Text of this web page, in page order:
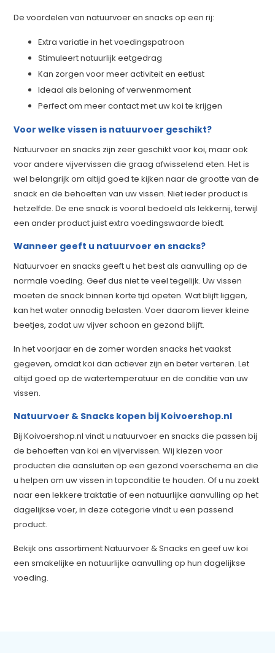
De voordelen van natuurvoer en snacks op een rij:
Extra variatie in het voedingspatroon
Stimuleert natuurlijk eetgedrag
Kan zorgen voor meer activiteit en eetlust
Ideaal als beloning of verwenmoment
Perfect om meer contact met uw koi te krijgen
Voor welke vissen is natuurvoer geschikt?
Natuurvoer en snacks zijn zeer geschikt voor koi, maar ook
voor andere vijvervissen die graag afwisselend eten. Het is
wel belangrijk om altijd goed te kijken naar de grootte van de
snack en de behoeften van uw vissen. Niet ieder product is
hetzelfde. De ene snack is vooral bedoeld als lekkernij, terwijl
een ander product juist extra voedingswaarde biedt.
Wanneer geeft u natuurvoer en snacks?
Natuurvoer en snacks geeft u het best als aanvulling op de
normale voeding. Geef dus niet te veel tegelijk. Uw vissen
moeten de snack binnen korte tijd opeten. Wat blijft liggen,
kan het water onnodig belasten. Voer daarom liever kleine
beetjes, zodat uw vijver schoon en gezond blijft.
In het voorjaar en de zomer worden snacks het vaakst
gegeven, omdat koi dan actiever zijn en beter verteren. Let
altijd goed op de watertemperatuur en de conditie van uw
vissen.
Natuurvoer & Snacks kopen bij Koivoershop.nl
Bij Koivoershop.nl vindt u natuurvoer en snacks die passen bij
de behoeften van koi en vijvervissen. Wij kiezen voor
producten die aansluiten op een gezond voerschema en die
u helpen om uw vissen in topconditie te houden. Of u nu zoekt
naar een lekkere traktatie of een natuurlijke aanvulling op het
dagelijkse voer, in deze categorie vindt u een passend
product.
Bekijk ons assortiment Natuurvoer & Snacks en geef uw koi
een smakelijke en natuurlijke aanvulling op hun dagelijkse
voeding.